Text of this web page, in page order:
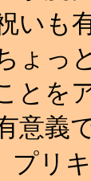
いも
ょっ
とを
意義
プリ